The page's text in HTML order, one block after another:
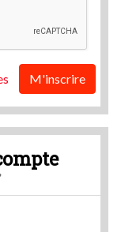
M'inscrire